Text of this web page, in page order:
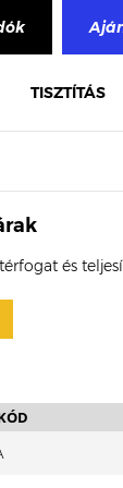
TISZTÍTÁS
és